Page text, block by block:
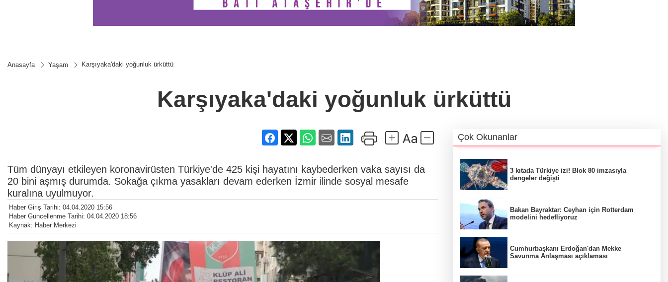
Anasayfa Yaşam Karşıyaka'daki yoğunluk ürküttü
Karşıyaka'daki yoğunluk ürküttü
Tüm dünyayı etkileyen koronavirüsten Türkiye'de 425 kişi hayatını kaybederken vaka sayısı da
20 bini aşmış durumda. Sokağa çıkma yasakları devam ederken İzmir ilinde sosyal mesafe
kuralına uyulmuyor.
Haber Giriş Tarihi: 04.04.2020 15:56
Haber Güncellenme Tarihi: 04.04.2020 18:56
Kaynak: Haber Merkezi
Çok Okunanlar
3 kıtada Türkiye izi! Blok 80 imzasıyla
dengeler değişti
Bakan Bayraktar: Ceyhan için Rotterdam
modelini hedefliyoruz
Cumhurbaşkanı Erdoğan'dan Mekke
Savunma Anlaşması açıklaması